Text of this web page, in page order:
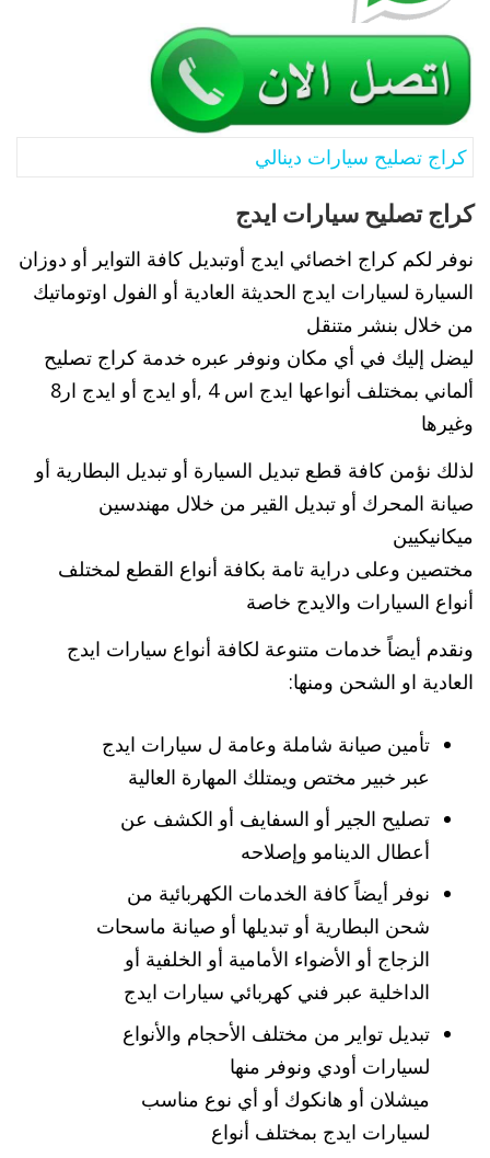
كراج تصليح سيارات دينالي
كراج تصليح سيارات ايدج
نوفر لكم كراج اخصائي ايدج أوتبديل كافة التواير أو دوزان
السيارة لسيارات ايدج الحديثة العادية أو الفول اوتوماتيك
من خلال بنشر متنقل
ليضل إليك في أي مكان ونوفر عبره خدمة كراج تصليح
ألماني بمختلف أنواعها ايدج اس 4 ,أو ايدج أو ايدج ار8
وغيرها
لذلك نؤمن كافة قطع تبديل السيارة أو تبديل البطارية أو
صيانة المحرك أو تبديل القير من خلال مهندسين
ميكانيكيين
مختصين وعلى دراية تامة بكافة أنواع القطع لمختلف
أنواع السيارات والايدج خاصة
ونقدم أيضاً خدمات متنوعة لكافة أنواع سيارات ايدج
العادية او الشحن ومنها:
تأمين صيانة شاملة وعامة ل سيارات ايدج
عبر خبير مختص ويمتلك المهارة العالية
تصليح الجير أو السفايف أو الكشف عن
أعطال الدينامو وإصلاحه
نوفر أيضاً كافة الخدمات الكهربائية من
شحن البطارية أو تبديلها أو صيانة ماسحات
الزجاج أو الأضواء الأمامية أو الخلفية أو
الداخلية عبر فني كهربائي سيارات ايدج
تبديل تواير من مختلف الأحجام والأنواع
لسيارات أودي ونوفر منها
ميشلان أو هانكوك أو أي نوع مناسب
لسيارات ايدج بمختلف أنواع